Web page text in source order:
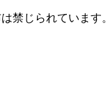
禁じられています。